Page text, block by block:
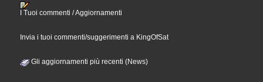
I Tuoi commenti / Aggiornamenti
Invia i tuoi commenti/suggerimenti a KingOfSat
Gli aggiornamenti più recenti (News)